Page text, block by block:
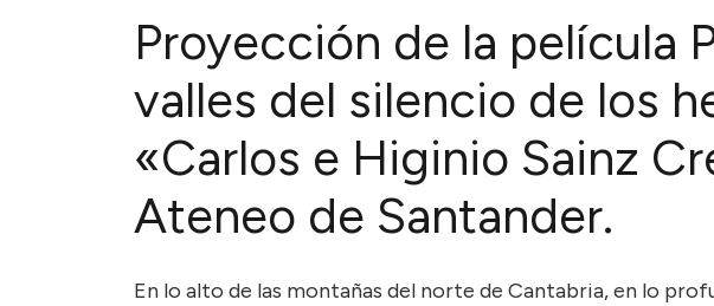
Proyección de la película
valles del silencio de los
«Carlos e Higinio Sainz
Ateneo de Santander.
En lo alto de las montañas del norte de Cantabria, en lo